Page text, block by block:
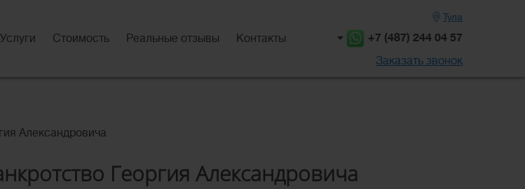
Услуги Стоимость Реальные отзывы Контакты
Тула
+7 (487) 244 04 57
Заказать звонок
Александровича
Георгия Александровича